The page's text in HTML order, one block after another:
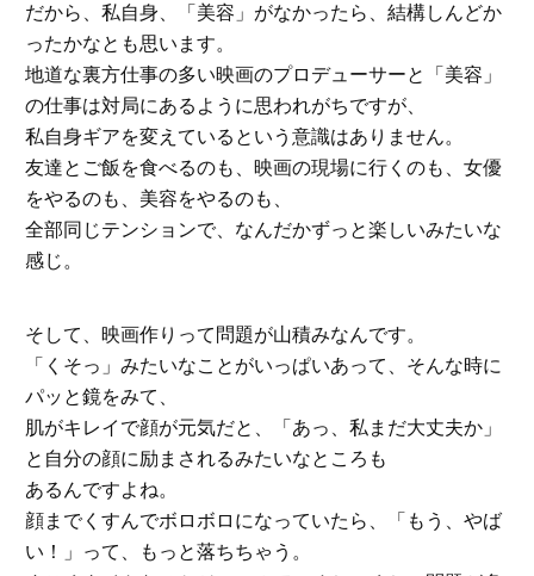
だから、私自身、「美容」がなかったら、結構しんどか
ったかなとも思います。
地道な裏方仕事の多い映画のプロデューサーと「美容」
の仕事は対局にあるように思われがちですが、
私自身ギアを変えているという意識はありません。
友達とご飯を食べるのも、映画の現場に行くのも、女優
をやるのも、美容をやるのも、
全部同じテンションで、なんだかずっと楽しいみたいな
感じ。
そして、映画作りって問題が山積みなんです。
「くそっ」みたいなことがいっぱいあって、そんな時に
パッと鏡をみて、
肌がキレイで顔が元気だと、「あっ、私まだ大丈夫か」
と自分の顔に励まされるみたいなところも
あるんですよね。
顔までくすんでボロボロになっていたら、「もう、やば
い！」って、もっと落ちちゃう。